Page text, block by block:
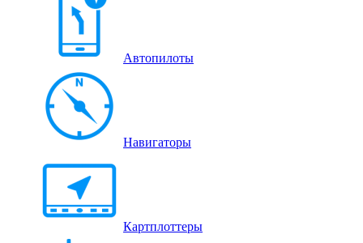
Автопилоты
Навигаторы
Картплоттеры